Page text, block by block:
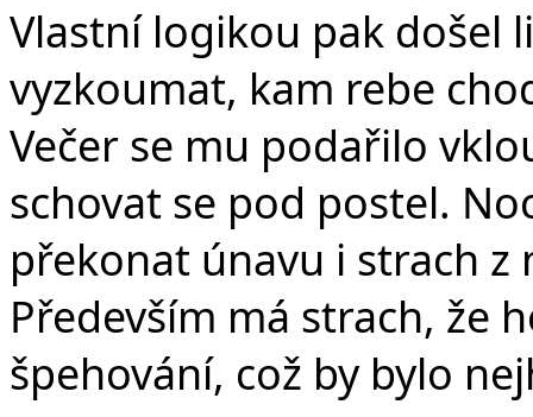
Vlastní logikou pak došel
vyzkoumat, kam rebe
Večer se mu podařilo
schovat se pod postel.
překonat únavu i strach
Především má strach, že
špehování, což by bylo